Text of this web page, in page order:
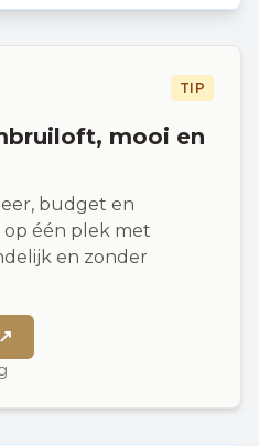
TIP
mooi en
budget en
één plek met
en zonder
↗